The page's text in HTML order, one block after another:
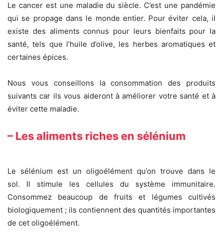
Le cancer est une maladie du siècle. C’est une pandémie
qui se propage dans le monde entier. Pour éviter cela, il
existe des aliments connus pour leurs bienfaits pour la
santé, tels que l’huile d’olive, les herbes aromatiques et
certaines épices.
Nous vous conseillons la consommation des produits
suivants car ils vous aideront à améliorer votre santé et à
éviter cette maladie.
– Les aliments riches en sélénium
Le sélénium est un oligoélément qu’on trouve dans le
sol. Il stimule les cellules du système immunitaire.
Consommez beaucoup de fruits et légumes cultivés
biologiquement ; ils contiennent des quantités importantes
de cet oligoélément.